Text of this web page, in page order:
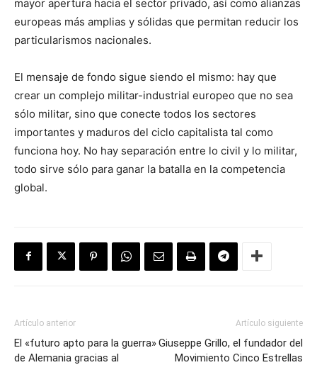
mayor apertura hacia el sector privado, así como alianzas
europeas más amplias y sólidas que permitan reducir los
particularismos nacionales.
El mensaje de fondo sigue siendo el mismo: hay que
crear un complejo militar-industrial europeo que no sea
sólo militar, sino que conecte todos los sectores
importantes y maduros del ciclo capitalista tal como
funciona hoy. No hay separación entre lo civil y lo militar,
todo sirve sólo para ganar la batalla en la competencia
global.
Artículo anterior
El «futuro apto para la guerra»
de Alemania gracias al
Artículo siguiente
Giuseppe Grillo, el fundador del
Movimiento Cinco Estrellas